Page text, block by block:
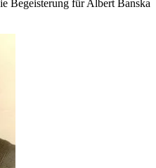
Begeisterung für Albert Banska